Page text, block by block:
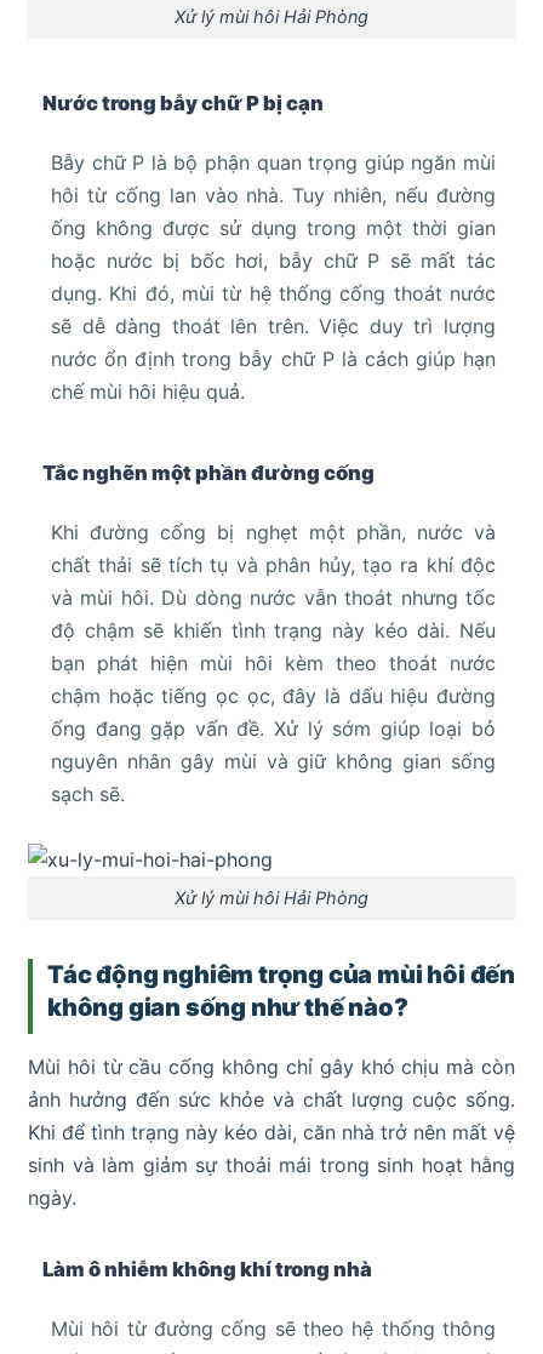
Xử lý mùi hôi Hải Phòng
Nước trong bẫy chữ P bị cạn
Bẫy chữ P là bộ phận quan trọng giúp ngăn mùi
hôi từ cống lan vào nhà. Tuy nhiên, nếu đường
ống không được sử dụng trong một thời gian
hoặc nước bị bốc hơi, bẫy chữ P sẽ mất tác
dụng. Khi đó, mùi từ hệ thống cống thoát nước
sẽ dễ dàng thoát lên trên. Việc duy trì lượng
nước ổn định trong bẫy chữ P là cách giúp hạn
chế mùi hôi hiệu quả.
Tắc nghẽn một phần đường cống
Khi đường cống bị nghẹt một phần, nước và
chất thải sẽ tích tụ và phân hủy, tạo ra khí độc
và mùi hôi. Dù dòng nước vẫn thoát nhưng tốc
độ chậm sẽ khiến tình trạng này kéo dài. Nếu
bạn phát hiện mùi hôi kèm theo thoát nước
chậm hoặc tiếng ọc ọc, đây là dấu hiệu đường
ống đang gặp vấn đề. Xử lý sớm giúp loại bỏ
nguyên nhân gây mùi và giữ không gian sống
sạch sẽ.
Xử lý mùi hôi Hải Phòng
Tác động nghiêm trọng của mùi hôi đến
không gian sống như thế nào?
Mùi hôi từ cầu cống không chỉ gây khó chịu mà còn
ảnh hưởng đến sức khỏe và chất lượng cuộc sống.
Khi để tình trạng này kéo dài, căn nhà trở nên mất vệ
sinh và làm giảm sự thoải mái trong sinh hoạt hằng
ngày.
Làm ô nhiễm không khí trong nhà
Mùi hôi từ đường cống sẽ theo hệ thống thông